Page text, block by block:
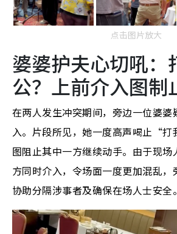
点击图片放大
婆婆护夫心切吼：
公？上前介入图制
在两人发生冲突期间，旁边一位婆婆
入。片段所见，她一度高声喝止“
图阻止其中一方继续动手。由于现场
方同时介入，令场面一度更加混乱，
协助分隔涉事者及确保在场人士安全。